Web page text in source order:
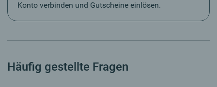
Konto verbinden und Gutscheine einlösen.
Häufig gestellte Fragen